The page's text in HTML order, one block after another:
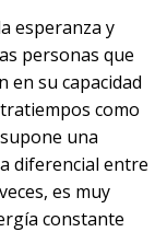
esperanza y
personas que
en su capacidad
como
una
diferencial entre
es muy
constante